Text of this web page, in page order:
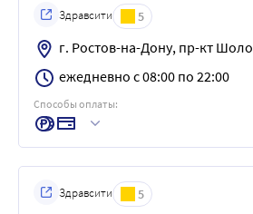
Здравсити 5
г. Ростов-на-Дону, пр-кт
ежедневно с 08:00 по 22:00
Способы оплаты:
Здравсити 5